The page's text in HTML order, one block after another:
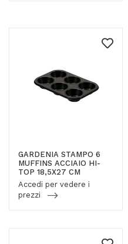
GARDENIA STAMPO 6
MUFFINS ACCIAIO HI-
TOP 18,5X27 CM
Accedi per vedere i
prezzi